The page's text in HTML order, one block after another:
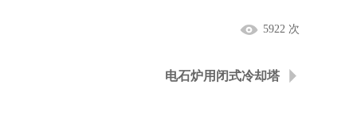
5922 次
电石炉用闭式冷却塔